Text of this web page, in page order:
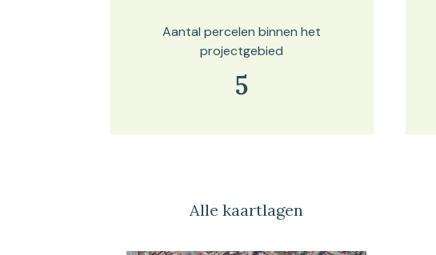
Aantal percelen binnen het
projectgebied
5
Alle kaartlagen